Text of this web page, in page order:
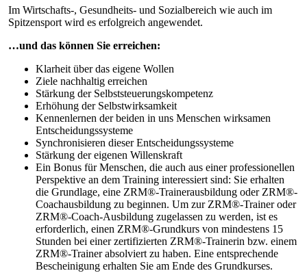
Im Wirtschafts-, Gesundheits- und Sozialbereich wie auch im
Spitzensport wird es erfolgreich angewendet.
…und das können Sie erreichen:
Klarheit über das eigene Wollen
Ziele nachhaltig erreichen
Stärkung der Selbststeuerungskompetenz
Erhöhung der Selbstwirksamkeit
Kennenlernen der beiden in uns Menschen wirksamen
Entscheidungssysteme
Synchronisieren dieser Entscheidungssysteme
Stärkung der eigenen Willenskraft
Ein Bonus für Menschen, die auch aus einer professionellen
Perspektive an dem Training interessiert sind: Sie erhalten
die Grundlage, eine ZRM®-Trainerausbildung oder ZRM®-
Coachausbildung zu beginnen. Um zur ZRM®-Trainer oder
ZRM®-Coach-Ausbildung zugelassen zu werden, ist es
erforderlich, einen ZRM®-Grundkurs von mindestens 15
Stunden bei einer zertifizierten ZRM®-Trainerin bzw. einem
ZRM®-Trainer absolviert zu haben. Eine entsprechende
Bescheinigung erhalten Sie am Ende des Grundkurses.